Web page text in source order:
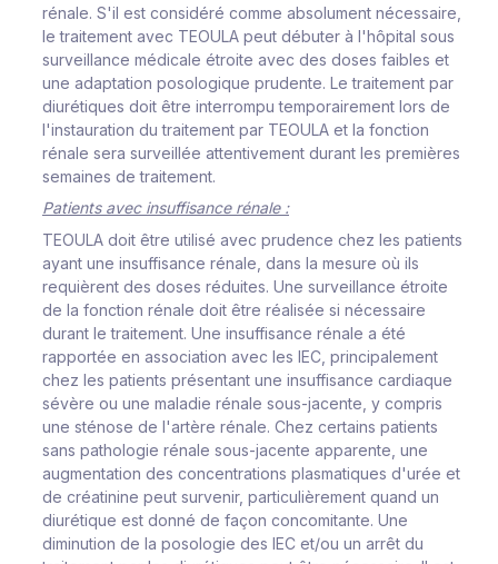
rénale. S'il est considéré comme absolument nécessaire,
le traitement avec TEOULA peut débuter à l'hôpital sous
surveillance médicale étroite avec des doses faibles et
une adaptation posologique prudente. Le traitement par
diurétiques doit être interrompu temporairement lors de
l'instauration du traitement par TEOULA et la fonction
rénale sera surveillée attentivement durant les premières
semaines de traitement.
Patients avec insuffisance rénale :
TEOULA doit être utilisé avec prudence chez les patients
ayant une insuffisance rénale, dans la mesure où ils
requièrent des doses réduites. Une surveillance étroite
de la fonction rénale doit être réalisée si nécessaire
durant le traitement. Une insuffisance rénale a été
rapportée en association avec les IEC, principalement
chez les patients présentant une insuffisance cardiaque
sévère ou une maladie rénale sous-jacente, y compris
une sténose de l'artère rénale. Chez certains patients
sans pathologie rénale sous-jacente apparente, une
augmentation des concentrations plasmatiques d'urée et
de créatinine peut survenir, particulièrement quand un
diurétique est donné de façon concomitante. Une
diminution de la posologie des IEC et/ou un arrêt du